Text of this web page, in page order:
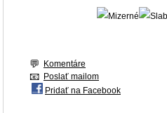
Komentáre
Poslať mailom
Pridať na Facebook